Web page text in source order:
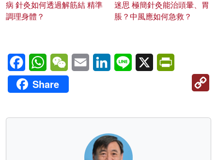
病 針灸如何透過解筋結 精準
調理身體？
迷思 極簡針灸能治頭暈、胃
脹？中風應如何急救？
FacebookWhatsAppWeChatEmail LinkedInLine X
Share